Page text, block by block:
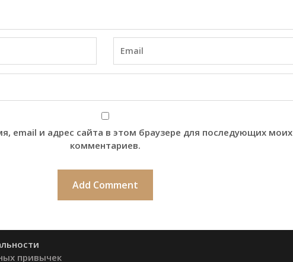
email и адрес сайта в этом браузере для последующих моих
комментариев.
привычек